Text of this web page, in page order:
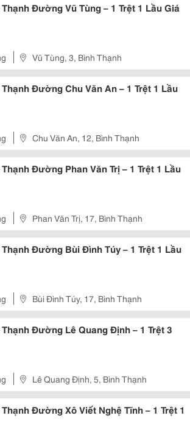
Đường Vũ Tùng – 1 Trệt 1 Lầu Giá
Vũ Tùng, 3, Bình Thạnh
Đường Chu Văn An – 1 Trệt 1 Lầu
Chu Văn An, 12, Bình Thạnh
Đường Phan Văn Trị – 1 Trệt 1 Lầu
Phan Văn Trị, 17, Bình Thạnh
Đường Bùi Đình Túy – 1 Trệt 1 Lầu
Bùi Đình Túy, 17, Bình Thạnh
Đường Lê Quang Định – 1 Trệt 3
Lê Quang Định, 5, Bình Thạnh
Đường Xô Viết Nghệ Tĩnh – 1 Trệt 1